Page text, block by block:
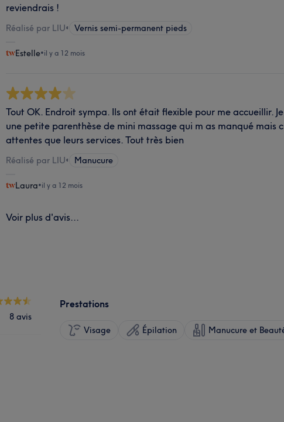
reviendrais !
Réalisé par LIU• Vernis semi-permanent pieds
Estelle•il y a 12 mois
Tout OK. Endroit sympa. Ils ont était flexible pour me accueillir.
une petite parenthèse de mini massage qui m as manqué mais
attentes que leurs services. Tout très bien
Réalisé par LIU• Manucure
Laura•il y a 12 mois
Voir plus d'avis...
8 avis
Prestations
Visage Épilation Manucure et